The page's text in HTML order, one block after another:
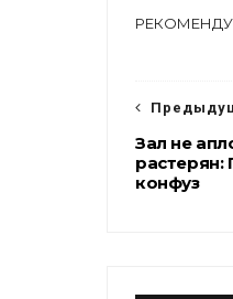
Зал не
растерян:
конфуз